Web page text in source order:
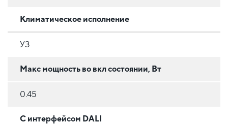
Климатическое исполнение
УЗ
Макс мощность во вкл состоянии, Вт
0.45
С интерфейсом DALI